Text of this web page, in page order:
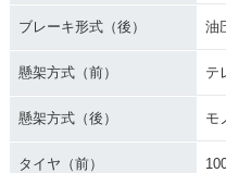
ブレーキ形式（後） 油
懸架方式（前） テ
懸架方式（後） モ
タイヤ（前）